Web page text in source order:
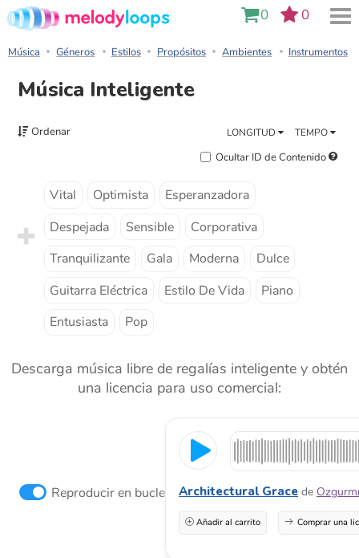
0 0
Música Géneros Estilos Propósitos Ambientes Instrumentos
Música Inteligente
Ordenar LONGITUD TEMPO
Ocultar ID de Contenido
Vital Optimista
Esperanzadora
Despejada
Sensible
Corporativa
Tranquilizante
Gala Moderna
Dulce
Guitarra Eléctrica
Estilo De Vida
Piano
Entusiasta
Pop
Descarga música libre de regalías inteligente y obtén
una licencia para uso comercial:
Reproducir en bucle Architectural Grace de
Añadir al carrito Comprar una